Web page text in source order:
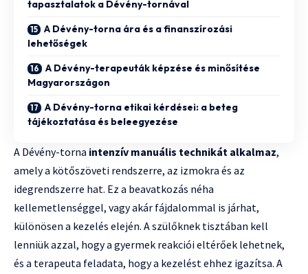
tapasztalatok a Dévény-tornával
A Dévény-torna ára és a finanszírozási
lehetőségek
A Dévény-terapeuták képzése és minősítése
Magyarországon
A Dévény-torna etikai kérdései: a beteg
tájékoztatása és beleegyezése
A Dévény-torna intenzív manuális technikát alkalmaz,
amely a kötőszöveti rendszerre, az izmokra és az
idegrendszerre hat. Ez a beavatkozás néha
kellemetlenséggel, vagy akár fájdalommal is járhat,
különösen a kezelés elején. A szülőknek tisztában kell
lenniük azzal, hogy a gyermek reakciói eltérőek lehetnek,
és a terapeuta feladata, hogy a kezelést ehhez igazítsa. A